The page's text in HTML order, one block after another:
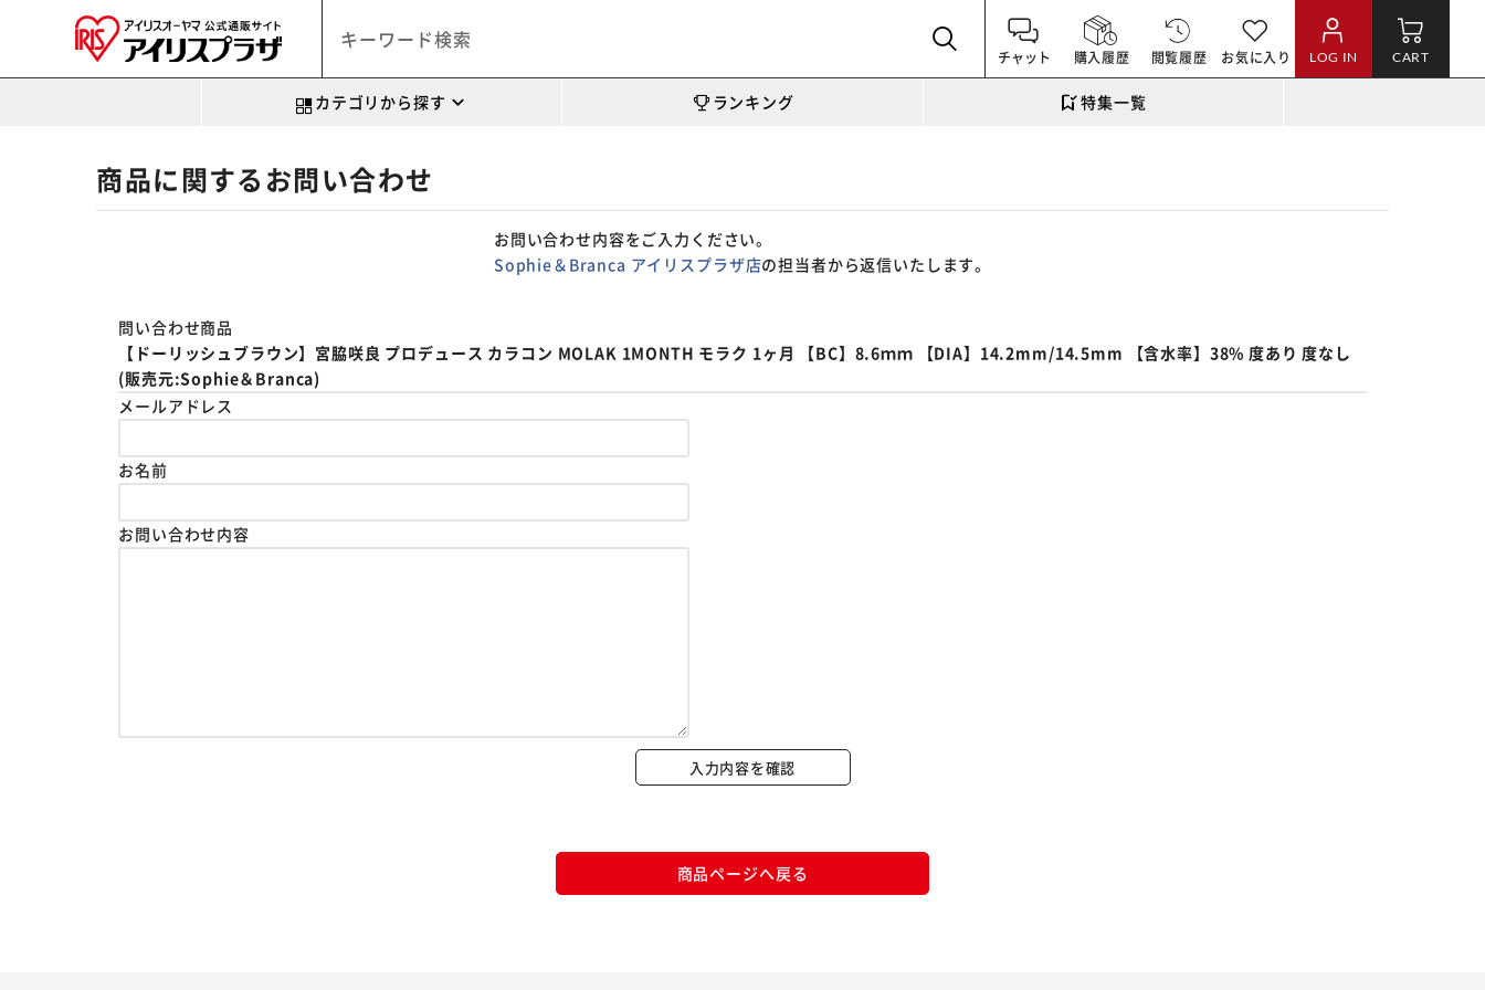
チャット 購入履歴 閲覧履歴 お気に入り LOG IN CART
カテゴリから探す ランキング 特集一覧
商品に関するお問い合わせ
お問い合わせ内容をご入力ください。
Sophie＆Branca アイリスプラザ店の担当者から返信いたします。
問い合わせ商品
【ドーリッシュブラウン】宮脇咲良 プロデュース カラコン MOLAK 1MONTH モラク 1ヶ月 【BC】8.6ｍｍ 【DIA】14.2mm/14.5mm 【含水率】38% 度あり 度なし
(販売元:Sophie＆Branca)
メールアドレス
お名前
お問い合わせ内容
入力内容を確認
商品ページへ戻る
カートに入れる